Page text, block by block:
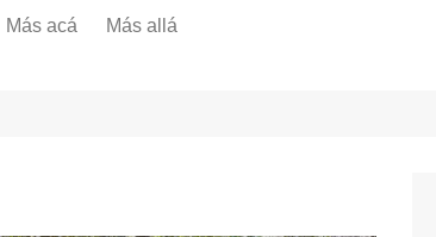
Más acá Más allá